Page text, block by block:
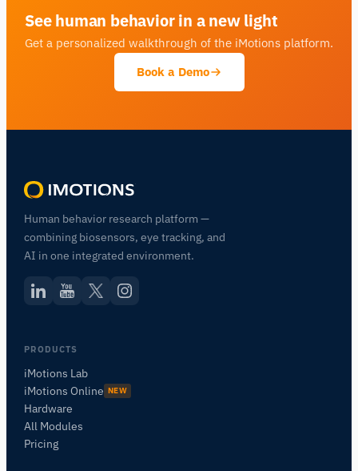
See human behavior in a new light
Get a personalized walkthrough of the iMotions platform.
Book a Demo
Human behavior research platform —
combining biosensors, eye tracking, and
AI in one integrated environment.
PRODUCTS
iMotions Lab
iMotions Online NEW
Hardware
All Modules
Pricing